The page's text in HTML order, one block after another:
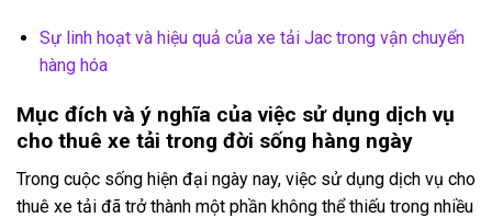
Sự linh hoạt và hiệu quả của xe tải Jac trong vận chuyển
hàng hóa
Mục đích và ý nghĩa của việc sử dụng dịch vụ
cho thuê xe tải trong đời sống hàng ngày
Trong cuộc sống hiện đại ngày nay, việc sử dụng dịch vụ cho
thuê xe tải đã trở thành một phần không thể thiếu trong nhiều